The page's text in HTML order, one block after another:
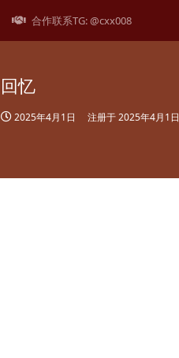
合作联系TG: @cxx008
回忆
2025年4月1日 注册于2025年4月1日